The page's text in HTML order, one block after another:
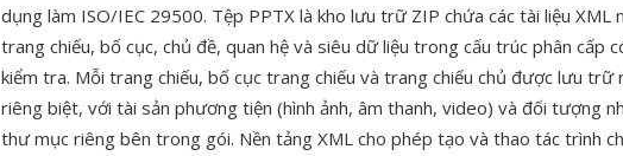
dụng làm ISO/IEC 29500. Tệp PPTX là kho lưu trữ ZIP chứa các tài liệu XML
trang chiếu, bố cục, chủ đề, quan hệ và siêu dữ liệu trong cấu trúc phân cấp
kiểm tra. Mỗi trang chiếu, bố cục trang chiếu và trang chiếu chủ được lưu trữ
riêng biệt, với tài sản phương tiện (hình ảnh, âm thanh, video) và đối tượng
thư mục riêng bên trong gói. Nền tảng XML cho phép tạo và thao tác trình